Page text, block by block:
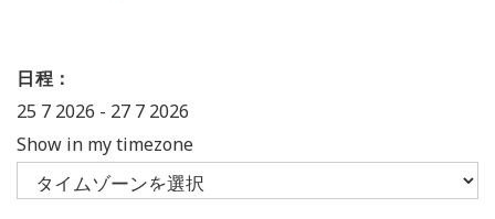
日程：
25 7 2026 - 27 7 2026
Show in my timezone